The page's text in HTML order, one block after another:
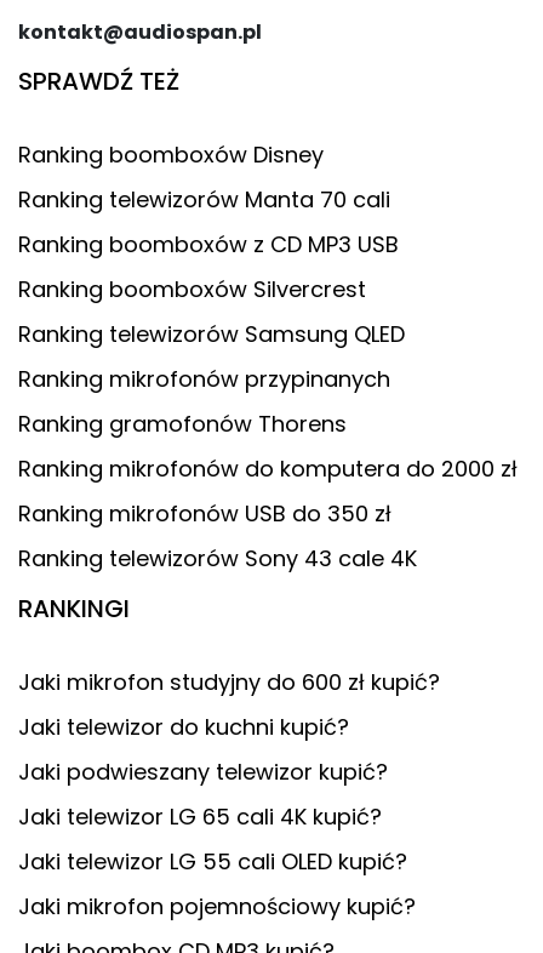
kontakt@audiospan.pl
SPRAWDŹ TEŻ
Ranking boomboxów Disney
Ranking telewizorów Manta 70 cali
Ranking boomboxów z CD MP3 USB
Ranking boomboxów Silvercrest
Ranking telewizorów Samsung QLED
Ranking mikrofonów przypinanych
Ranking gramofonów Thorens
Ranking mikrofonów do komputera do 2000 zł
Ranking mikrofonów USB do 350 zł
Ranking telewizorów Sony 43 cale 4K
RANKINGI
Jaki mikrofon studyjny do 600 zł kupić?
Jaki telewizor do kuchni kupić?
Jaki podwieszany telewizor kupić?
Jaki telewizor LG 65 cali 4K kupić?
Jaki telewizor LG 55 cali OLED kupić?
Jaki mikrofon pojemnościowy kupić?